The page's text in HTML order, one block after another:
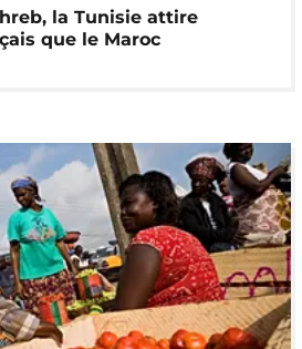
la Tunisie attire
que le Maroc